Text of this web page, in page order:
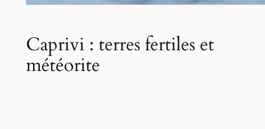
Caprivi : terres fertiles et
météorite